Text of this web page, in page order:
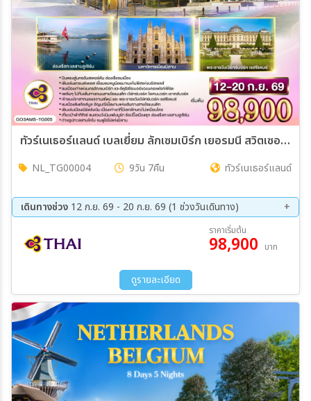
ทัวร์เนเธอร์แลนด์ เบลเยี่ยม ลักเซมเบิร์ก เยอรมนี สวิตเซอร์แลนด์ อิตาลี โคมแดง และ ถนนสายโรแมนติก พิชิตเทือกเขาแอลป์ 9วัน 7คืน (TG)
NL_TG00004 9วัน 7คืน ทัวร์เนเธอร์แลนด์
เดินทางช่วง 12 ก.ย. 69 - 20 ก.ย. 69 (1 ช่วงวันเดินทาง)
ราคาเริ่มต้น
98,900 บาท
ดูรายละเอียด